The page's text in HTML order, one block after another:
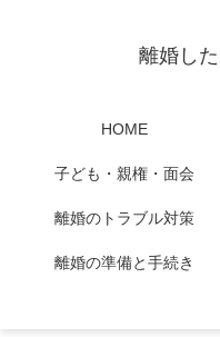
離婚し
HOME
子ども・親権・面会
離婚のトラブル対策
離婚の準備と手続き